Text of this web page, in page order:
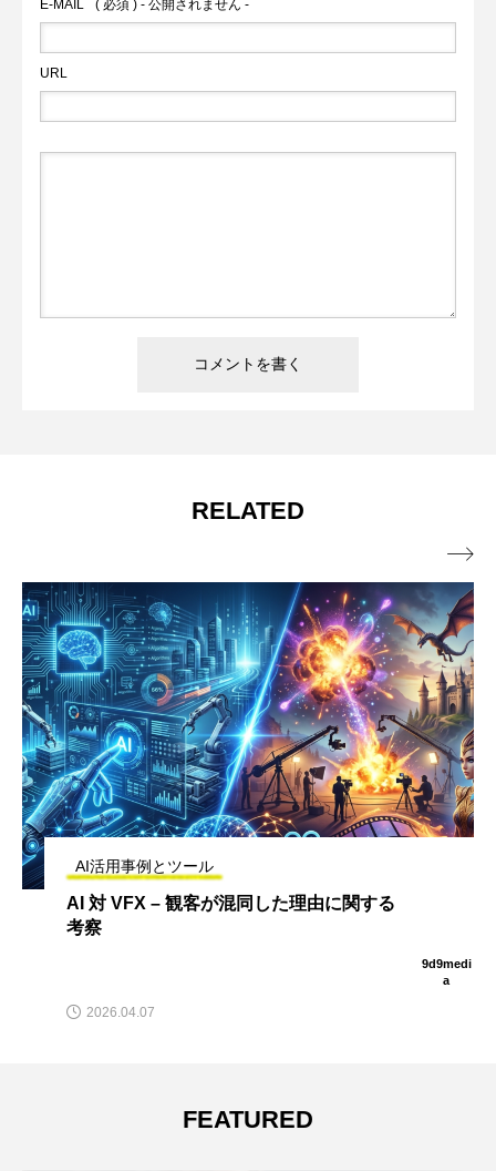
E-MAIL ( 必須 ) - 公開されません -
URL
RELATED
AI活用事例とツール
AI 対 VFX – 観客が混同した理由に関する
考察
9d9medi
a
2026.04.07

FEATURED